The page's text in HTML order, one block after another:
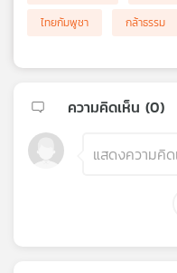
ไทยกัมพูชา
กล้าธรรม
ความคิดเห็น (0)